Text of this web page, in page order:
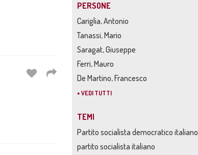
PERSONE
Cariglia, Antonio
Tanassi, Mario
Saragat, Giuseppe
Ferri, Mauro
De Martino, Francesco
+ VEDI TUTTI
TEMI
Partito socialista democratico italiano
partito socialista italiano